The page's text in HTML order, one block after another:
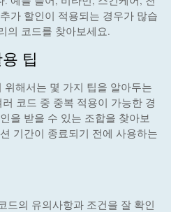
가 할인이 적용되는 경우가 많습
의 코드를 찾아보세요.
팁
해서는 몇 가지 팁을 알아두는
코드 중 중복 적용이 가능한 경
을 받을 수 있는 조합을 찾아보
기간이 종료되기 전에 사용하는
드의 유의사항과 조건을 잘 확인